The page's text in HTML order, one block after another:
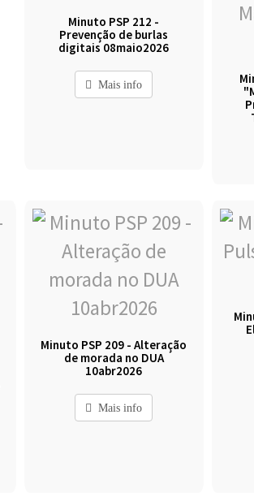
Minuto PSP 212 -
Prevenção de burlas
digitais 08maio2026
Mais info
Minuto PSP 209 - Alteração
de morada no DUA
10abr2026
Mais info